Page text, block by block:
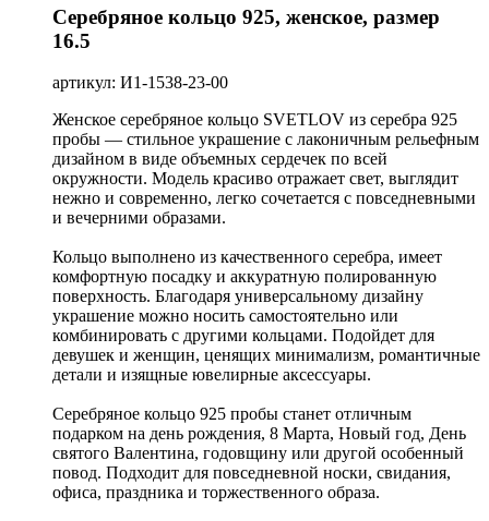
Серебряное кольцо 925, женское, размер
16.5
артикул: И1-1538-23-00
Женское серебряное кольцо SVETLOV из серебра 925
пробы — стильное украшение с лаконичным рельефным
дизайном в виде объемных сердечек по всей
окружности. Модель красиво отражает свет, выглядит
нежно и современно, легко сочетается с повседневными
и вечерними образами.
Кольцо выполнено из качественного серебра, имеет
комфортную посадку и аккуратную полированную
поверхность. Благодаря универсальному дизайну
украшение можно носить самостоятельно или
комбинировать с другими кольцами. Подойдет для
девушек и женщин, ценящих минимализм, романтичные
детали и изящные ювелирные аксессуары.
Серебряное кольцо 925 пробы станет отличным
подарком на день рождения, 8 Марта, Новый год, День
святого Валентина, годовщину или другой особенный
повод. Подходит для повседневной носки, свидания,
офиса, праздника и торжественного образа.